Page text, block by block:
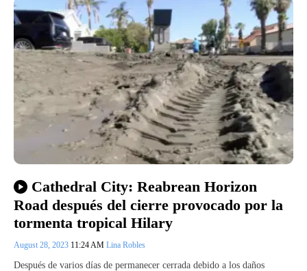
Cathedral City: Reabrean Horizon
Road después del cierre provocado por la
tormenta tropical Hilary
August 28, 2023 11:24 AM Lina Robles
Después de varios días de permanecer cerrada debido a los daños